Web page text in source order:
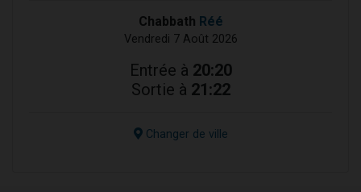
Chabbath Réé
Vendredi 7 Août 2026
Entrée à 20:20
Sortie à 21:22
Changer de ville